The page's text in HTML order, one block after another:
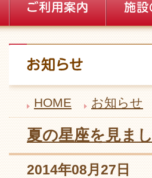
HOME お知らせ
夏の星座を見ま
2014年08月27日